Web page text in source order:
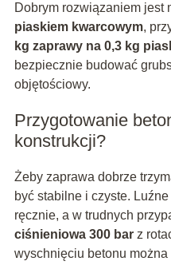
Dobrym rozwiązaniem jest
piaskiem kwarcowym,
kg zaprawy na 0,3 kg
bezpiecznie budować
objętościowy.
Przygotowanie
konstrukcji?
Żeby zaprawa dobrze
być stabilne i czyste.
ręcznie, a w trudnych
ciśnieniowa 300 barz
wyschnięciu betonu